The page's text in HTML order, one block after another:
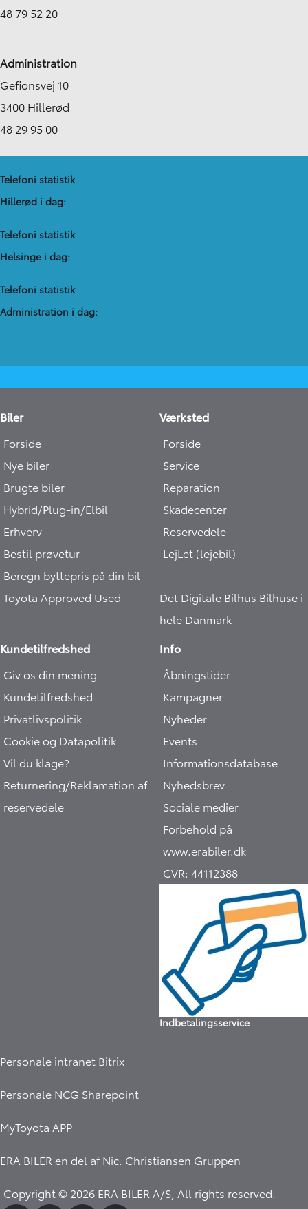
48 79 52 20
Administration
Gefionsvej 10
3400 Hillerød
48 29 95 00
Telefoni statistik
Hillerød i dag:
Telefoni statistik
Helsinge i dag:
Telefoni statistik
Administration​ i dag:
Biler
Forside
Nye biler
Brugte biler
Hybrid/Plug-in/Elbil
Erhverv
Bestil prøvetur
Beregn byttepris på din bil
Toyota Approved Used
Værksted
Forside
Service
Reparation
Skadecenter
Reservedele
LejLet (lejebil)
Det Digitale Bilhus Bilhuse i
hele Danmark
Kundetilfredshed
Giv os din mening
Kundetilfredshed
Privatlivspolitik
Cookie og Datapolitik
Vil du klage?
Returnering/Reklamation af
reservedele
Info
Åbningstider
Kampagner
Nyheder
Events
Informationsdatabase
Nyhedsbrev
Sociale medier
Forbehold på
www.erabiler.dk
CVR:44112388
Indbetalingsservice
Personale intranet Bitrix
Personale NCG Sharepoint
MyToyota APP
ERA BILER en del afNic. Christiansen Gruppen
Copyright © 2026 ERA BILER A/S, All rights reserved.